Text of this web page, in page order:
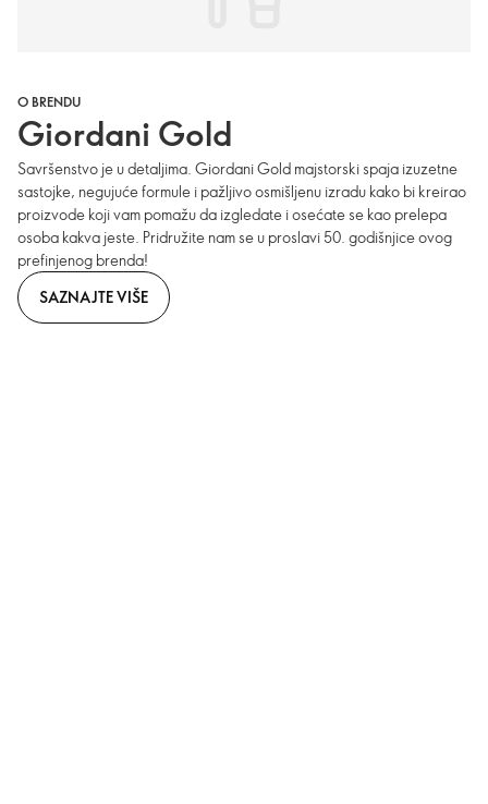
O BRENDU
Giordani Gold
Savršenstvo je u detaljima. Giordani Gold majstorski spaja izuzetne
sastojke, negujuće formule i pažljivo osmišljenu izradu kako bi kreirao
proizvode koji vam pomažu da izgledate i osećate se kao prelepa
osoba kakva jeste. Pridružite nam se u proslavi 50. godišnjice ovog
prefinjenog brenda!
SAZNAJTE VIŠE